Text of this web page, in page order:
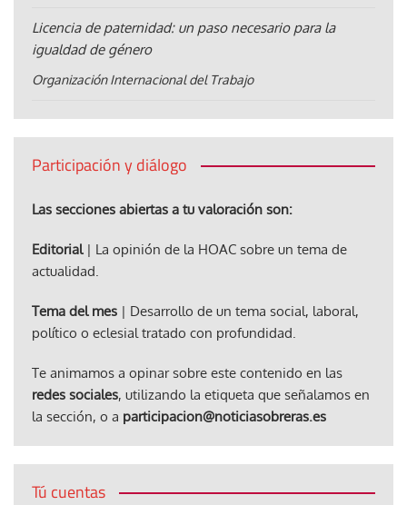
Licencia de paternidad: un paso necesario para la
igualdad de género
Organización Internacional del Trabajo
Participación y diálogo
Las secciones abiertas a tu valoración son:
Editorial| La opinión de la HOAC sobre un tema de
actualidad.
Tema del mes | Desarrollo de un tema social, laboral,
político o eclesial tratado con profundidad.
Te animamos a opinar sobre este contenido en las
redes sociales, utilizando la etiqueta que señalamos en
la sección, o a participacion@noticiasobreras.es
Tú cuentas